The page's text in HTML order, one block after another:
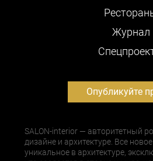
Журнал
Опубликуйте
SALON-interior — авторитетный
дизайне и архитектуре. Все
уникальное в архитектуре,